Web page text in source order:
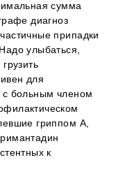
сумма
диагноз
припадки
улыбаться,
для
с больным членом
гриппом А,
к